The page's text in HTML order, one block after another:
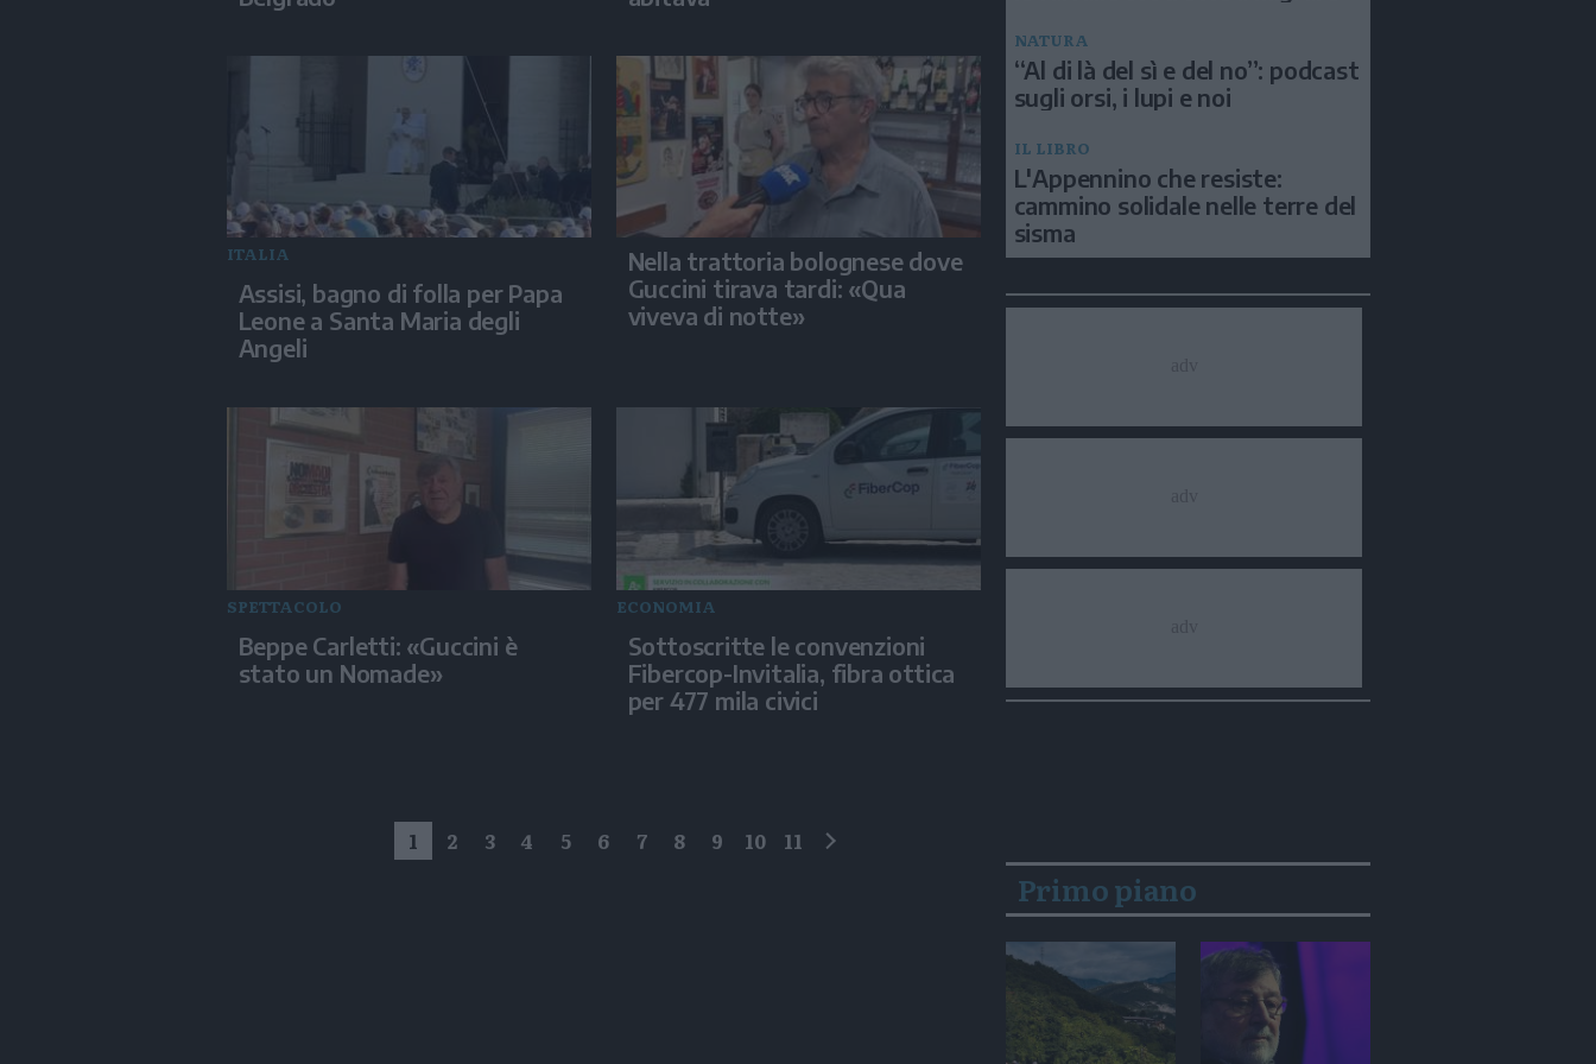
ITALIA
Assisi, bagno di folla per Papa
Leone a Santa Maria degli
Angeli
Nella trattoria bolognese dove
Guccini tirava tardi: «Qua
viveva di notte»
SPETTACOLO
Beppe Carletti: «Guccini è
stato un Nomade»
ECONOMIA
Sottoscritte le convenzioni
Fibercop-Invitalia, fibra ottica
per 477 mila civici
1 2 3 4 5 6 7 8 9 10 11
NATURA
“Al di là del sì e del no”: podcast
sugli orsi, i lupi e noi
IL LIBRO
L'Appennino che resiste:
cammino solidale nelle terre del
sisma
Primo piano